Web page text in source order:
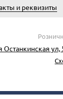
и реквизиты
Останкинская